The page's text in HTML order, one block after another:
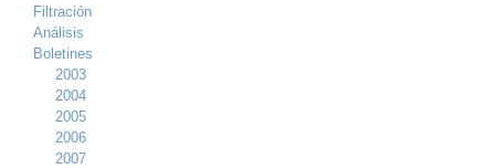
Filtración
Análisis
Boletines
2003
2004
2005
2006
2007